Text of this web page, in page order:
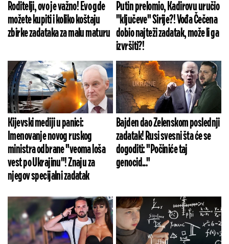
Roditelji, ovo je važno! Evo gde
možete kupiti i koliko koštaju
zbirke zadataka za malu maturu
Putin prelomio, Kadirovu uručio
"ključeve" Sirije?! Vođa Čečena
dobio najteži zadatak, može li ga
izvršiti?!
Kijevski mediji u panici:
Imenovanje novog ruskog
ministra odbrane "veoma loša
vest po Ukrajinu"! Znaju za
njegov specijalni zadatak
Bajden dao Zelenskom poslednji
zadatak! Rusi svesni šta će se
dogoditi: "Počiniće taj
genocid..."